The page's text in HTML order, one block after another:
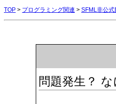
TOP > プログラミング関連 > SFML非公
問題発生？ な